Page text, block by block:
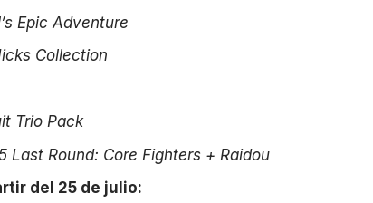
Epic Adventure
Collection
Trio Pack
Last Round: Core Fighters + Raidou
del 25 de julio: